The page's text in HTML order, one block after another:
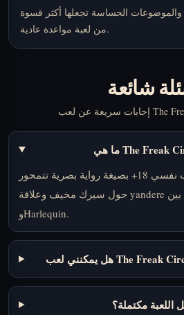
والموضوعات الحساسة تجعلها أكثر قسوة
من لعبة مواعدة عادية.
شائعة
هي لعبة مواعدة ورعب نفسي 18+ بصيغة رواية بصرية تتمحور
حول سيرك مخيف وعلاقة yandere ومنافسة خطرة بين Pierrot
وHarlequin.
اللعبة مكتملة؟